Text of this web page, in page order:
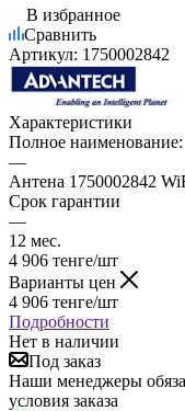
В избранное
Сравнить
Артикул: 1750002842
Характеристики
Полное наименование:
—
Антена 1750002842
Срок гарантии
—
12 мес.
4 906 тенге/шт
Варианты цен
4 906 тенге/шт
Подробности
Нет в наличии
Под заказ
Наши менеджеры
условия заказа